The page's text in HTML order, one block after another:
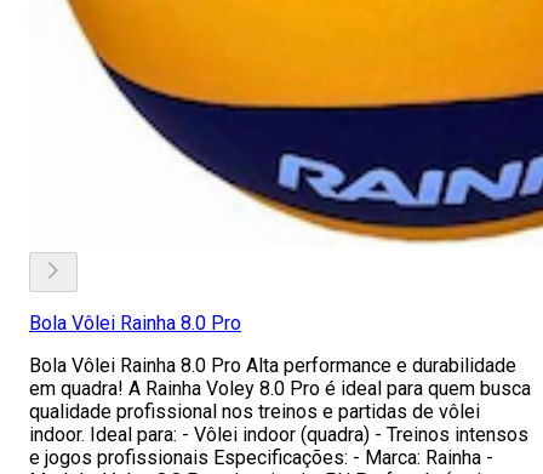
Bola Vôlei Rainha 8.0 Pro
Bola Vôlei Rainha 8.0 Pro Alta performance e durabilidade
em quadra! A Rainha Voley 8.0 Pro é ideal para quem busca
qualidade profissional nos treinos e partidas de vôlei
indoor. Ideal para: - Vôlei indoor (quadra) - Treinos intensos
e jogos profissionais Especificações: - Marca: Rainha -